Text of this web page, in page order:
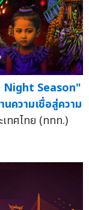
Night Season"
ความเชื่อสู่ความ
ทศไทย (ททท.)